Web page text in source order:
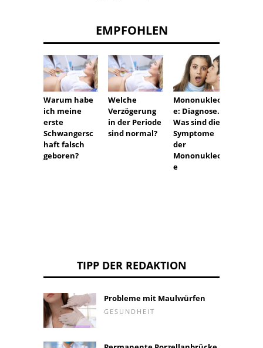
EMPFOHLEN
Warum habe
ich meine
erste
Schwangersc
haft falsch
geboren?
Welche
Verzögerung
in der Periode
sind normal?
Mononukleos
e: Diagnose.
Was sind die
Symptome
der
Mononukleos
e
TIPP DER REDAKTION
Probleme mit Maulwürfen
GESUNDHEIT